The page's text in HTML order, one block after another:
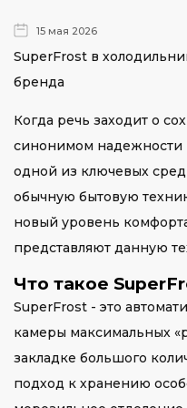
15 мая 2026
SuperFrost в
бренда
Когда речь заходит о
синонимом надежности
одной из ключевых
обычную бытовую
новый уровень
представляют данную
Что такое
SuperFrost - это
камеры максимальных
закладке большого
подход к хранению